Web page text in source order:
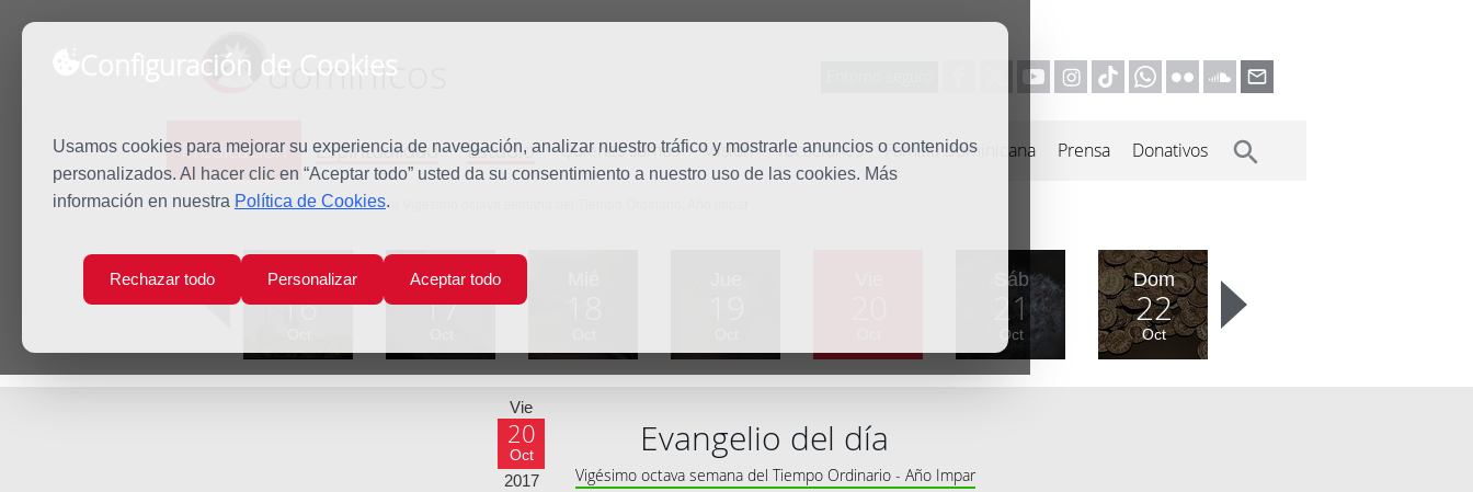
Configuración de Cookies
Usamos cookies para mejorar su experiencia de navegación, analizar nuestro tráfico y mostrarle anuncios o contenidos
personalizados. Al hacer clic en “Aceptar todo” usted da su consentimiento a nuestro uso de las cookies. Más
información en nuestra Política de Cookies.
Rechazar todo Personalizar Aceptar todo
dominicos
Predicación Espiritualidad Estudio Quiénes somos Misión Vocaciones Familia Dominicana Prensa Donativos
Inicio Predicación Viernes de la Vigésimo octava semana del Tiempo Ordinario, Año impar
Lun
16
Mar
17
Sáb
21
Oct
Dom
22
Oct
Vie
20
Oct
2017
Evangelio del día
Vigésimo octava semana del Tiempo Ordinario - Año Impar